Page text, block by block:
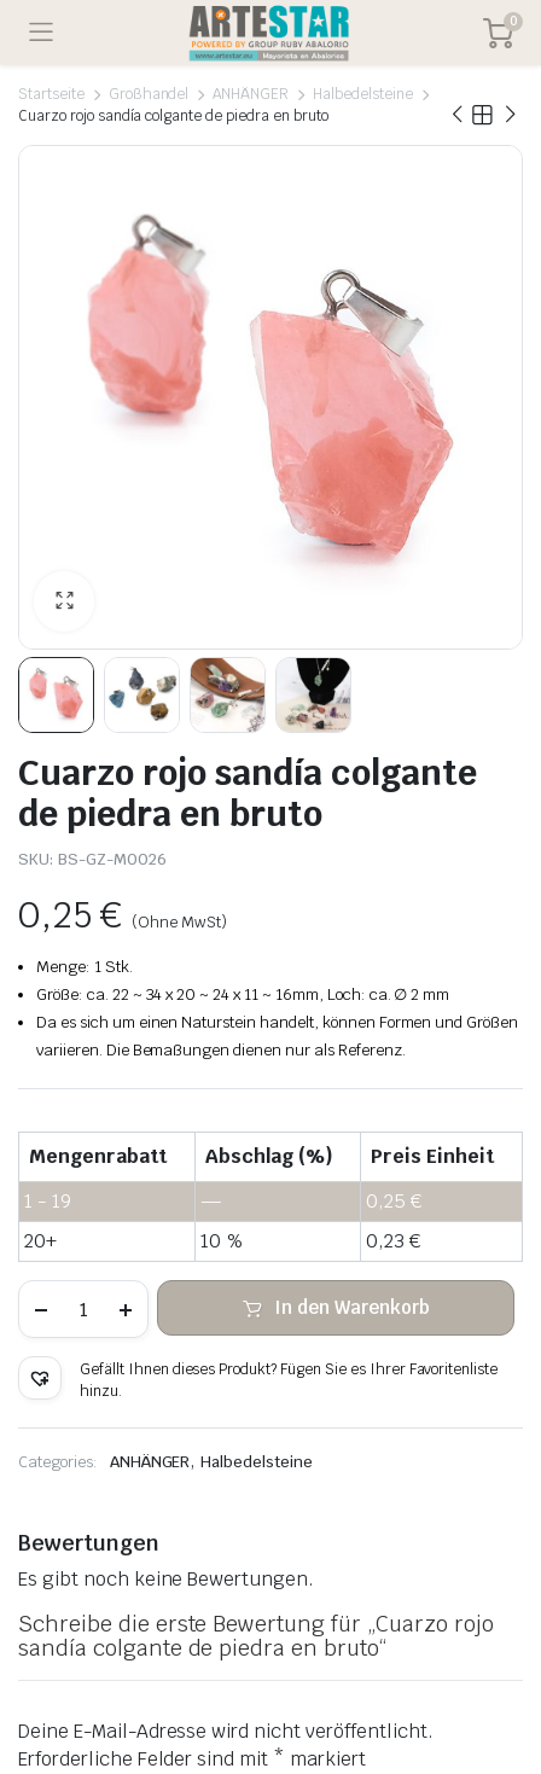
0
Startseite Großhandel ANHÄNGER
Halbedelsteine
Cuarzo rojo sandía colgante de piedra en bruto
Cuarzo rojo sandía colgante
de piedra en bruto
SKU: BS-GZ-M0026
0,25€ (Ohne MwSt)
Menge: 1 Stk.
Größe: ca. 22 ~ 34 x 20 ~ 24 x 11 ~ 16mm, Loch: ca. ∅ 2 mm
Da es sich um einen Naturstein handelt, können Formen und Größen
variieren. Die Bemaßungen dienen nur als Referenz.
Mengenrabatt Abschlag (%)
Preis Einheit
1 - 19
— 0,25 €
20+
10 % 0,23 €
rojo
sandía
de
piedra
bruto
Menge
In den Warenkorb
Gefällt Ihnen dieses Produkt? Fügen Sie es Ihrer Favoritenliste
hinzu.
Categories: ANHÄNGER,Halbedelsteine
Bewertungen
Es gibt noch keine Bewertungen.
Schreibe die erste Bewertung für „Cuarzo rojo
sandía colgante de piedra en bruto“
Deine E-Mail-Adresse wird nicht veröffentlicht.
Erforderliche Felder sind mit * markiert